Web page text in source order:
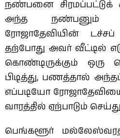
நண்பனை சிரமப்பட்டுக்
அந்த நண்பனும்
ரோஜாதேவியின்
தற்போது அவர் வீட்டில்
கொண்டிருக்கும்
பிடித்து, பணத்தால்
எப்படியோ
வாரத்தில் ஏற்பாடும்
பெங்களூர்